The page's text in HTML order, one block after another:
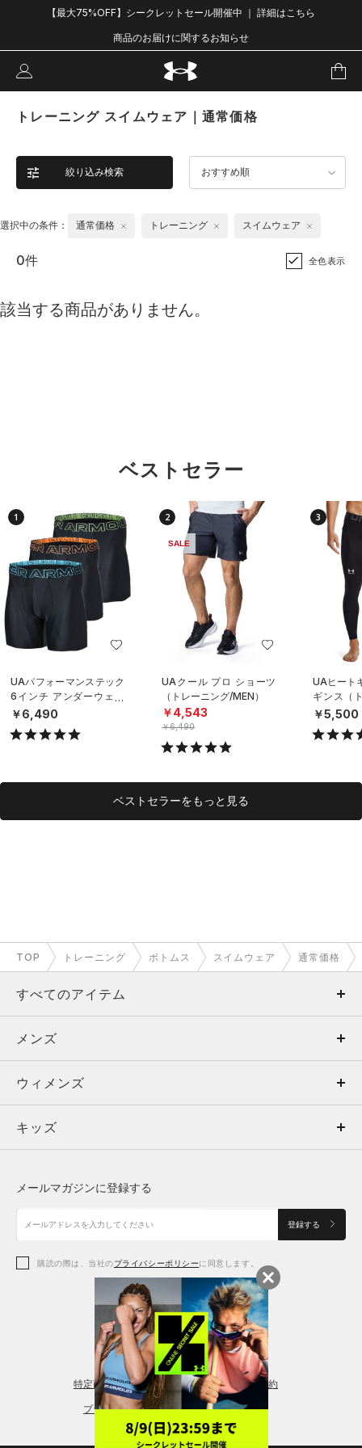
【最大75%OFF】シークレットセール開催中 ｜ 詳細はこちら
商品のお届けに関するお知らせ
トレーニング スイムウェア｜通常価格
絞り込み検索 おすすめ順
選択中の条件： 通常価格 トレーニング スイムウェア
0件 全色表示
該当する商品がありません。
ベストセラー
1
UAパフォーマンステック
6インチ アンダーウェア
（3枚セット）（トレーニ
ング/MEN）
￥6,490
2
SALE
UAクール プロ ショーツ
（トレーニング/MEN）
￥4,543
￥6,490
3
UAヒート
ギンス（
EN）
￥5,500
ベストセラーをもっと見る
TOP トレーニング ボトムス スイムウェア 通常価格
すべてのアイテム
メンズ
ウィメンズ
キッズ
アクセサリー
メンズ
トップス
ボトムス
アクセサリー
ウィメンズ
トップス
シューズ
アクセサリー
レギンス＆タイツ
キッズ
シューズ
メールマガジンに登録する
登録する
購読の際は、当社のプライバシーポリシーに同意します。
特定商取引法に基づく通販の表記 会員規約
プライバシーポリシー